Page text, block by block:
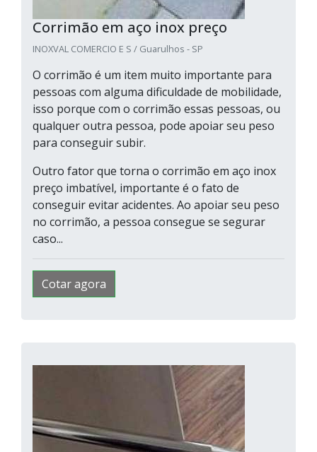
Corrimão em aço inox preço
INOXVAL COMERCIO E S / Guarulhos - SP
O corrimão é um item muito importante para
pessoas com alguma dificuldade de mobilidade,
isso porque com o corrimão essas pessoas, ou
qualquer outra pessoa, pode apoiar seu peso
para conseguir subir.
Outro fator que torna o corrimão em aço inox
preço imbatível, importante é o fato de
conseguir evitar acidentes. Ao apoiar seu peso
no corrimão, a pessoa consegue se segurar
caso...
Cotar agora